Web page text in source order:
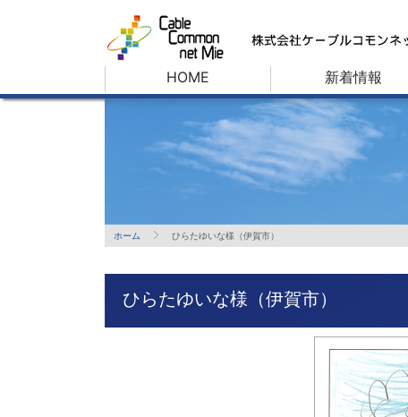
HOME 新着情報
ホーム ひらたゆいな様（伊賀市）
ひらたゆいな様（伊賀市）